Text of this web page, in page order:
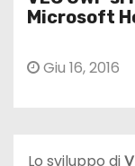
Microsoft
Giu 16, 2016
Lo sviluppo di